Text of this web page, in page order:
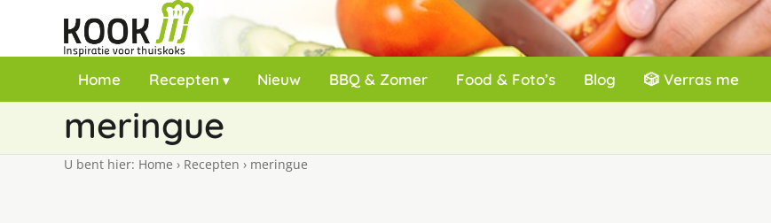
Home Recepten Nieuw BBQ & Zomer Food & Foto’s Blog 🎲 Verras me
meringue
U bent hier: Home › Recepten › meringue